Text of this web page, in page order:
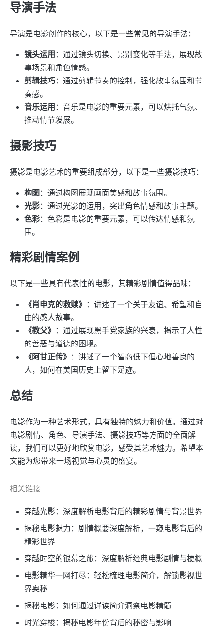
导演手法
导演是电影创作的核心，以下是一些常见的导演手法：
镜头运用 ：通过镜头切换、景别变化等手法，展现故
事场景和角色情感。
剪辑技巧：通过剪辑节奏的控制，强化故事氛围和节
奏感。
音乐运用 ：音乐是电影的重要元素，可以烘托气氛、
推动情节发展。
摄影技巧
摄影是电影艺术的重要组成部分，以下是一些摄影技巧：
构图 ：通过构图展现画面美感和故事氛围。
光影：通过光影的运用，突出角色情感和故事主题。
色彩：色彩是电影的重要元素，可以传达情感和氛
围。
精彩剧情案例
以下是一些具有代表性的电影，其精彩剧情值得品味：
《肖申克的救赎》
：讲述了一个关于友谊、希望和自
由的感人故事。
《教父》
：通过展现黑手党家族的兴衰，揭示了人性
的善恶与道德的困境。
《阿甘正传》
：讲述了一个智商低下但心地善良的
人，如何在美国历史上留下足迹。
总结
电影作为一种艺术形式，具有独特的魅力和价值。通过对
电影剧情、角色、导演手法、摄影技巧等方面的全面解
读，我们可以更好地欣赏电影，感受其艺术魅力。希望本
文能为您带来一场视觉与心灵的盛宴。
相关链接
穿越光影：深度解析电影背后的精彩剧情与背景世界
揭秘电影魅力：剧情概要深度解析，一窥电影背后的
精彩世界
穿越时空的银幕之旅：深度解析经典电影剧情与梗概
电影精华一网打尽：轻松梳理电影简介，解锁影视世
界奥秘
揭秘电影：如何通过详读简介洞察电影精髓
时光穿梭：揭秘电影年份背后的秘密与影响